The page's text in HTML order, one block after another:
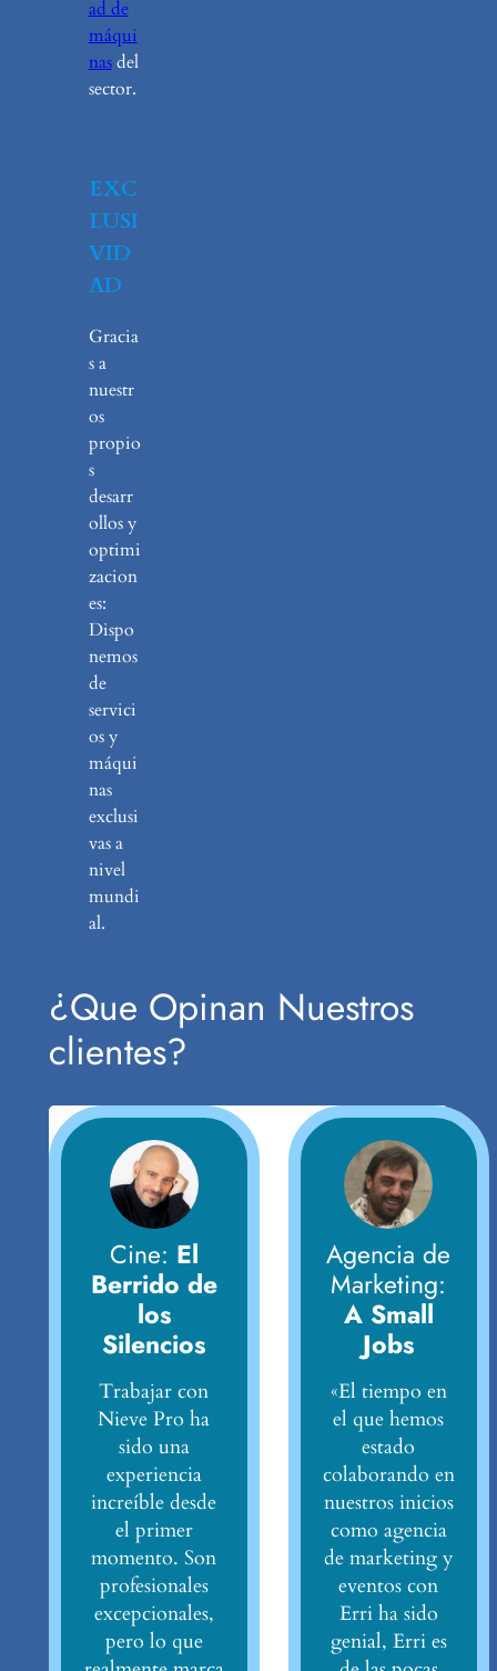
ad de
máqui
nasdel
sector.
EXC
LUSI
VID
AD
Gracia
s a
nuestr
os
propio
s
desarr
ollos y
optimi
zacion
es:
Dispo
nemos
de
servici
os y
máqui
nas
exclusi
vas a
nivel
mundi
al.
¿Que Opinan Nuestros
clientes?
Cine: El
Berrido de
los
Silencios
Trabajar con
Nieve Pro ha
sido una
experiencia
increíble desde
el primer
momento. Son
profesionales
excepcionales,
pero lo que
Agencia de
Marketing:
A Small
Jobs
«El tiempo en
el que hemos
estado
colaborando en
nuestros inicios
como agencia
de marketing y
eventos con
Erri ha sido
genial, Erri es